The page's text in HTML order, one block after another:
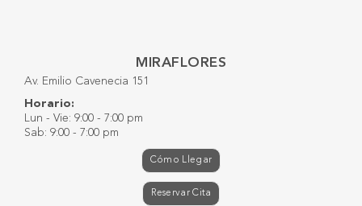
MIRAFLORES
Av. Emilio Cavenecia 151
Horario:
Lun - Vie: 9:00 - 7:00 pm
Sab: 9:00 - 7:00 pm
Cómo Llegar
Reservar Cita